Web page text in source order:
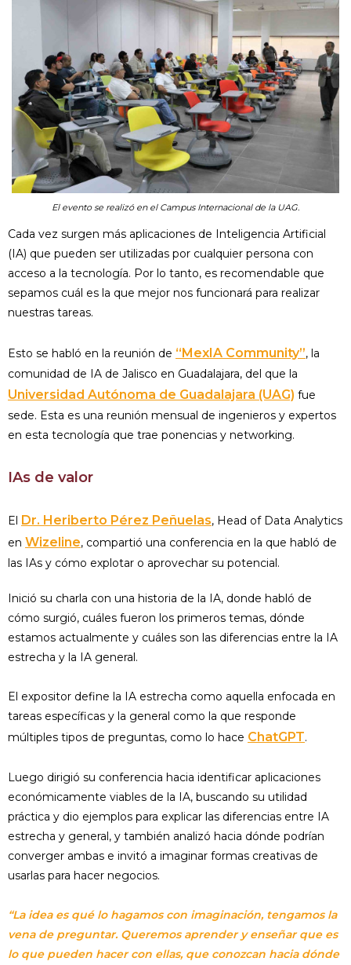
El evento se realizó en el Campus Internacional de la UAG.
Cada vez surgen más aplicaciones de Inteligencia Artificial
(IA) que pueden ser utilizadas por cualquier persona con
acceso a la tecnología. Por lo tanto, es recomendable que
sepamos cuál es la que mejor nos funcionará para realizar
nuestras tareas.
Esto se habló en la reunión de “MexIA Community”, la
comunidad de IA de Jalisco en Guadalajara, del que la
Universidad Autónoma de Guadalajara (UAG) fue
sede. Esta es una reunión mensual de ingenieros y expertos
en esta tecnología que trae ponencias y networking.
IAs de valor
El Dr. Heriberto Pérez Peñuelas, Head of Data Analytics
en Wizeline, compartió una conferencia en la que habló de
las IAs y cómo explotar o aprovechar su potencial.
Inició su charla con una historia de la IA, donde habló de
cómo surgió, cuáles fueron los primeros temas, dónde
estamos actualmente y cuáles son las diferencias entre la IA
estrecha y la IA general.
El expositor define la IA estrecha como aquella enfocada en
tareas específicas y la general como la que responde
múltiples tipos de preguntas, como lo hace ChatGPT.
Luego dirigió su conferencia hacia identificar aplicaciones
económicamente viables de la IA, buscando su utilidad
práctica y dio ejemplos para explicar las diferencias entre IA
estrecha y general, y también analizó hacia dónde podrían
converger ambas e invitó a imaginar formas creativas de
usarlas para hacer negocios.
“La idea es qué lo hagamos con imaginación, tengamos la
vena de preguntar. Queremos aprender y enseñar que es
lo que pueden hacer con ellas, que conozcan hacia dónde